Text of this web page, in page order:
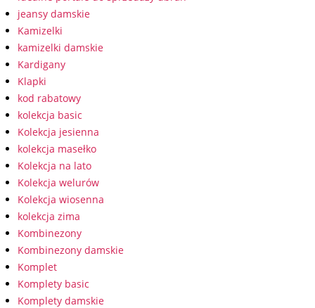
jeansy damskie
Kamizelki
kamizelki damskie
Kardigany
Klapki
kod rabatowy
kolekcja basic
Kolekcja jesienna
kolekcja masełko
Kolekcja na lato
Kolekcja welurów
Kolekcja wiosenna
kolekcja zima
Kombinezony
Kombinezony damskie
Komplet
Komplety basic
Komplety damskie